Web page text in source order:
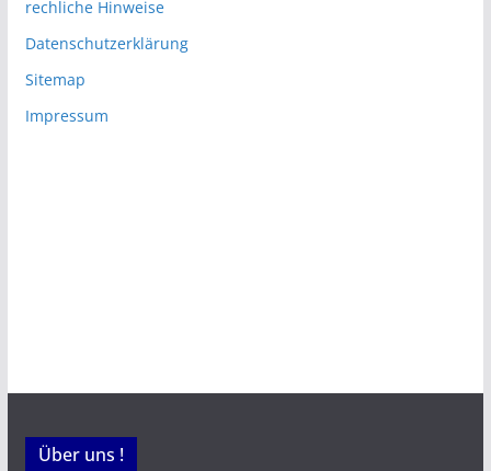
rechliche Hinweise
Datenschutzerklärung
Sitemap
Impressum
Über uns !